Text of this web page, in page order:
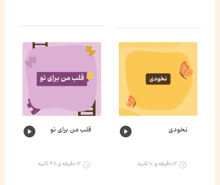
نخودی
۱۲ دقیقه و ۱۰ ثانیه
قلب من برای تو
۱۲ دقیقه و ۳۸ ثانیه